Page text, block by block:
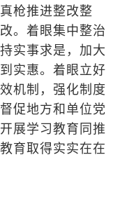
枪推进整改整
。着眼集中整治
实事求是，加大
实惠。着眼立好
机制，强化制度
促地方和单位党
展学习教育同推
育取得实实在在